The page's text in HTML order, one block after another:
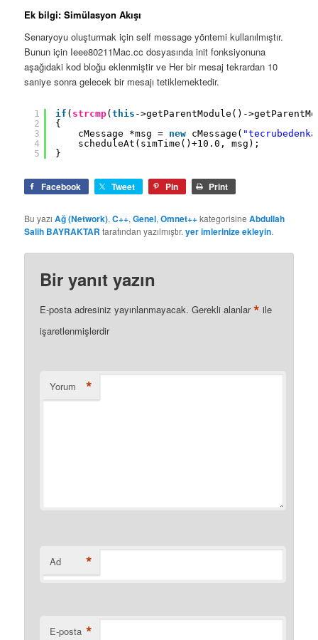
Ek bilgi: Simülasyon Akışı
Senaryoyu oluşturmak için self message yöntemi kullanılmıştır.
Bunun için Ieee80211Mac.cc dosyasında init fonksiyonuna
aşağıdaki kod bloğu eklenmiştir ve Her bir mesaj tekrardan 10
saniye sonra gelecek bir mesajı tetiklemektedir.
1
2
3
4
5
if ( strcmp(this ->getParentModule()-
{
cMessage *msg = new cMessage(
scheduleAt(simTime()+10.0, msg);
}
Facebook Tweet Pin Print
Bu yazıAğ (Network),C++,Genel,Omnet++kategorisineAbdullah
Salih BAYRAKTAR tarafından yazılmıştır.yer imlerinize ekleyin.
Bir yanıt yazın
E-posta adresiniz yayınlanmayacak. Gerekli alanlar* ile
işaretlenmişlerdir
Yorum *
Ad *
E-posta *